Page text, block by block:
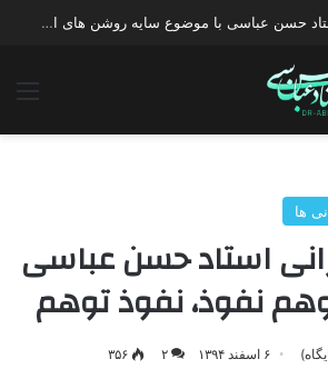
حسن عباسی با موضوع چهار انتخاب ۱۴۰۰
ها
استاد حسن عباسی
نفوذ، نفوذ توهم
۶ اسفند ۱۳۹۴ ۲ ۳۵۶